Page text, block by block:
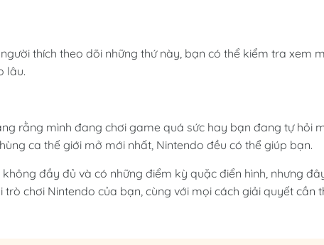
thích theo dõi những thứ này, bạn có thể kiểm tra xem
lâu.
rằng mình đang chơi game quá sức hay bạn đang tự hỏi
ca thế giới mở mới nhất, Nintendo đều có thể giúp bạn.
đầy đủ và có những điểm kỳ quặc điển hình, nhưng
trò chơi Nintendo của bạn, cùng với mọi cách giải quyết cần